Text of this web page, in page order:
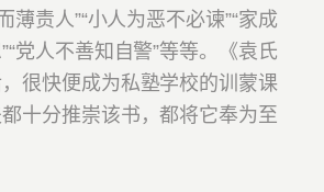
薄责人”“小人为恶不必谏”“家成
党人不善知自警”等等。
《袁氏
很快便成为私塾学校的训蒙课
十分推崇该书，都将它奉为至